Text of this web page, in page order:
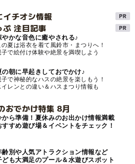
イチオシ情報
ぷ 注目記事
やかな音色に癒やされる♪
の夏は浴衣を着て風鈴市・まつりへ！
子で絵付け体験や絶景を満喫しよう
の朝に早起きしておでかけ♪
子で神秘的なハスの絶景を楽しもう！
イレンとの違い＆ハスまつり情報も
おでかけ特集 8月
から準備！夏休みのお出かけ情報満載
すすめ遊び場＆イベントをチェック！
齢別や人気アトラクション情報など
ども大満足のプール＆水遊びスポット